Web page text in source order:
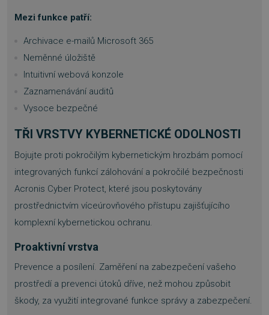
Mezi funkce patří:
Archivace e-mailů Microsoft 365
Neměnné úložiště
Intuitivní webová konzole
Zaznamenávání auditů
Vysoce bezpečné
TŘI VRSTVY KYBERNETICKÉ ODOLNOSTI
Bojujte proti pokročilým kybernetickým hrozbám pomocí
integrovaných funkcí zálohování a pokročilé bezpečnosti
Acronis Cyber Protect, které jsou poskytovány
prostřednictvím víceúrovňového přístupu zajišťujícího
komplexní kybernetickou ochranu.
Proaktivní vrstva
Prevence a posílení. Zaměření na zabezpečení vašeho
prostředí a prevenci útoků dříve, než mohou způsobit
škody, za využití integrované funkce správy a zabezpečení.
základní funkce webových stránek, jako je
stránky nelze bez nezbytně nutných souborů
Název
_GRECAPTCHA
__cf_bm
Cloudflare Inc.